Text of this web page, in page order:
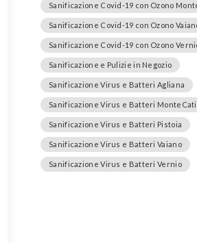
Sanificazione Covid-19 con Ozono
Sanificazione Covid-19 con Ozono
Sanificazione Covid-19 con Ozono
Sanificazione e Pulizie in Negozio
Sanificazione Virus e Batteri Agliana
Sanificazione Virus e Batteri
Sanificazione Virus e Batteri Pistoia
Sanificazione Virus e Batteri Vaiano
Sanificazione Virus e Batteri Vernio